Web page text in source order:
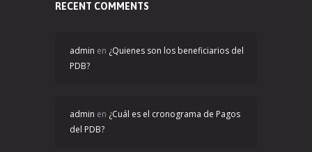
RECENT COMMENTS
admin en ¿Quienes son los beneficiarios del
PDB?
admin en ¿Cuál es el cronograma de Pagos
del PDB?